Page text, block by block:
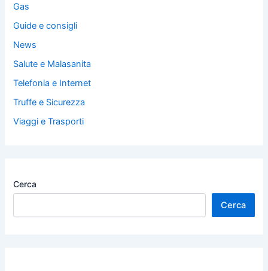
Gas
Guide e consigli
News
Salute e Malasanita
Telefonia e Internet
Truffe e Sicurezza
Viaggi e Trasporti
Cerca
Cerca